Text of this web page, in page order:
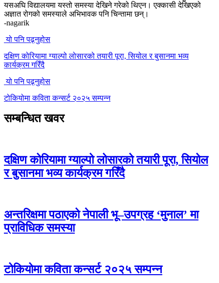
यसअघि विद्यालयमा यस्तो समस्या देखिने गरेको थिएन। एक्कासी देखिएको
अज्ञात रोगको समस्याले अभिभावक पनि चिन्तामा छन्।
-nagarik
यो पनि पढ्नुहोस
दक्षिण कोरियामा ग्याल्पो लोसारको तयारी पूरा, सियोल र बुसानमा भव्य
कार्यक्रम गरिँदै
यो पनि पढ्नुहोस
टोकियोमा कविता कन्सर्ट २०२५ सम्पन्न
सम्बन्धित खवर
दक्षिण कोरियामा ग्याल्पो लोसारको तयारी पूरा, सियोल
र बुसानमा भव्य कार्यक्रम गरिँदै
अन्तरिक्षमा पठाएको नेपाली भू–उपग्रह ‘मुनाल’ मा
प्राविधिक समस्या
टोकियोमा कविता कन्सर्ट २०२५ सम्पन्न